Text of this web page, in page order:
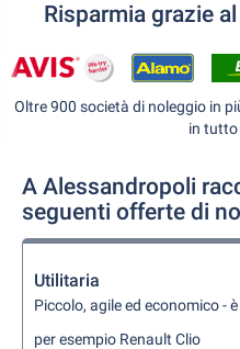
Risparmia grazie
Oltre 900 società di noleggio in
in tutto
A Alessandropoli
seguenti offerte di
Utilitaria
Piccolo, agile ed economico -
per esempio Renault Clio